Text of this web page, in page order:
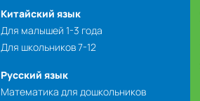
Китайский язык
Для малышей 1-3 года
Для школьников 7-12
Русский язык
Математика для дошкольников